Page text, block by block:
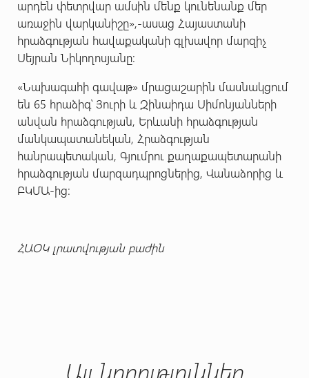
արդեն փետրվար ամսին մենք կունենանք մեր
առաջին վարկանիշը»,-ասաց Հայաստանի
հրաձգության հավաքականի գլխավոր մարզիչ
Սեյրան Նիկողոսյանը:
«Նախագահի գավաթ» մրացաշարին մասնակցում
են 65 հրաձիգ՝ Յուրի և Զինաիդա Սիմոնյանների
անվան հրաձգության, Երևանի հրաձգության
մանկապատանեկան, Հրաձգության
հանրապետական, Գյումրու քաղաքապետարանի
հրաձգության մարզադպրոցներից, Վանաձորից և
ԲԿՄԱ-ից:
ՀԱՕԿ լրատվության բաժին
Այլ նորություններ